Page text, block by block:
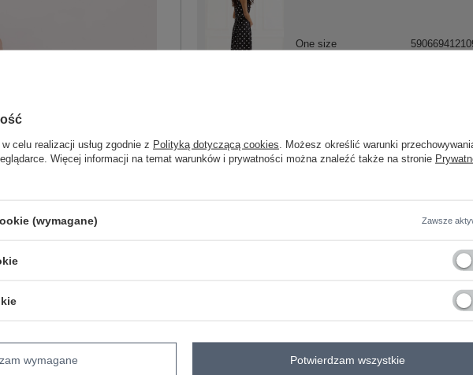
One size
ZALOGUJ SIĘ I
Zadaj pytanie
celu realizacji usług zgodnie z Polityką dotyczącą cookies . Możesz określić warunki
Więcej informacji na temat warunków i prywatności można znaleźć także na stronie
(wymagane) Zawsze
wymagane Potwierdzam wszystkie